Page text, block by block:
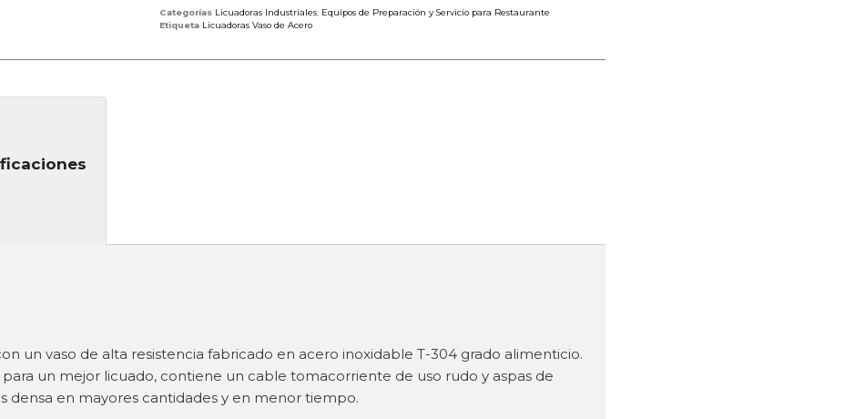
Categorías Licuadoras Industriales Equipos de Preparación y Servicio para Restaurante
Etiqueta Licuadoras Vaso de Acero
un vaso de alta resistencia fabricado en acero inoxidable T-304 grado alimenticio.
un mejor licuado, contiene un cable tomacorriente de uso rudo y aspas de
densa en mayores cantidades y en menor tiempo.